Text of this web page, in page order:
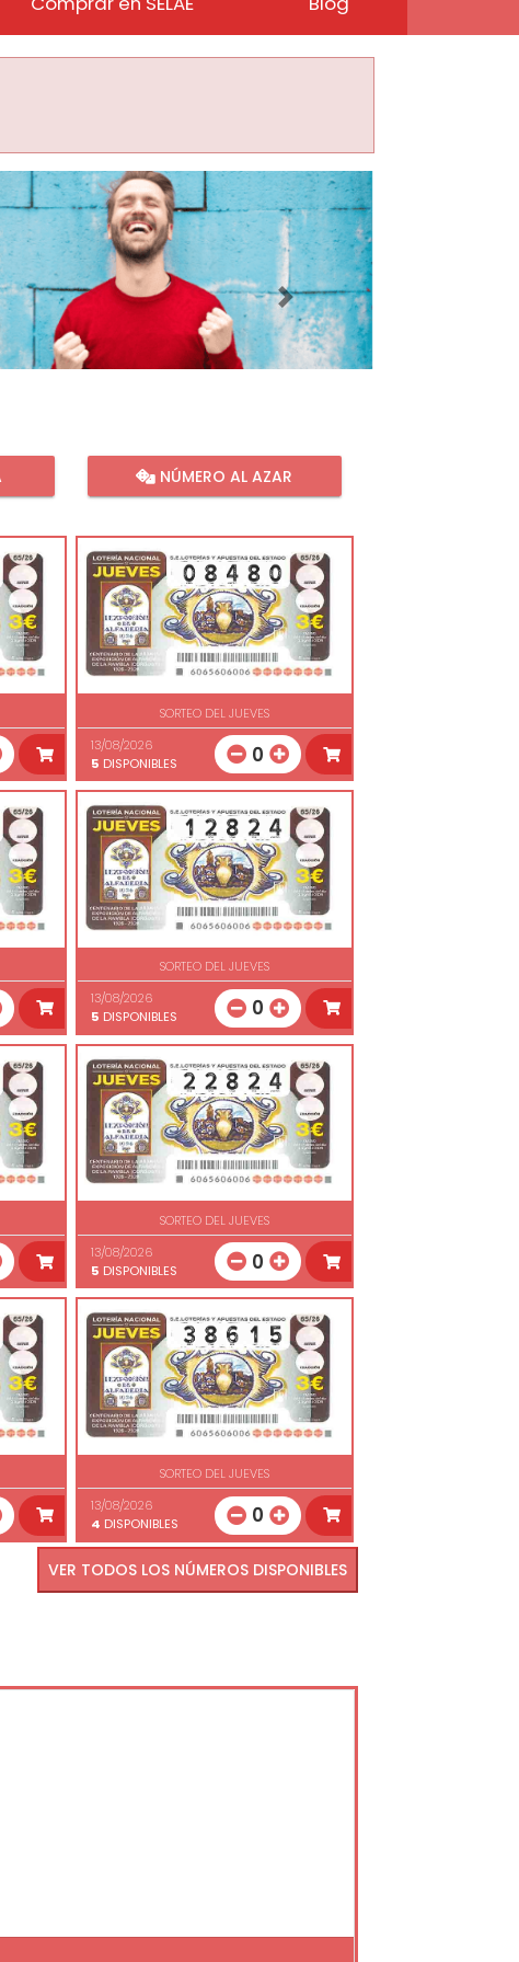
Imagen siguiente
NÚMERO AL AZAR
SORTEO DEL JUEVES
13/08/2026
5 DISPONIBLES 0
SORTEO DEL JUEVES
13/08/2026
5 DISPONIBLES 0
SORTEO DEL JUEVES
13/08/2026
5 DISPONIBLES 0
SORTEO DEL JUEVES
13/08/2026
4 DISPONIBLES 0
VER TODOS LOS NÚMEROS DISPONIBLES